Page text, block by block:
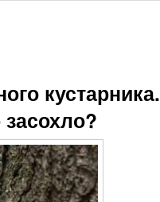
кустарника.